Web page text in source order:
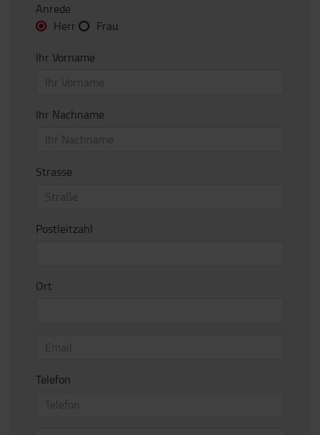
Anrede
Herr
Frau
Ihr Vorname
Ihr Nachname
Strasse
Postleitzahl
Ort
Telefon